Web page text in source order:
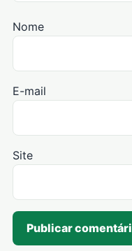
Nome
E-mail
Site